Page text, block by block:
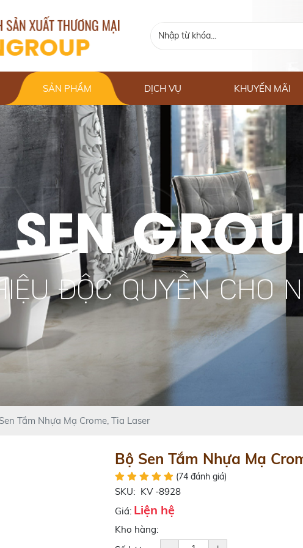
SẢN PHẨM DỊCH VỤ KHUYẾN MÃI
SEN
ĐỘC QUYỀN CHO
Tắm Nhựa Mạ Crome, Tia Laser
Bộ Sen Tắm Nhựa Mạ
(74 đánh giá)
SKU: KV -8928
Giá: Liện hệ
Kho hàng: